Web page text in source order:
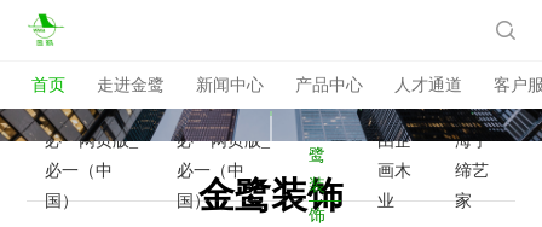
首页 走进金鹭 新闻中心 产品中心 人才通道 客户

必一网页版_
必一（中
国）
必一网页版_
必一（中
国）
金
鹭
装
饰
由企
画木
业
海宁
缔艺
家
金鹭装饰